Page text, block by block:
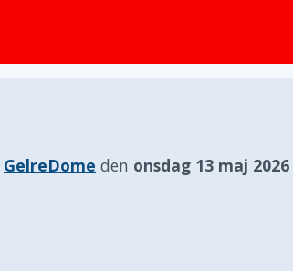
GelreDome den onsdag 13 maj 2026